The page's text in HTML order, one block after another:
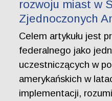
rozwoju miast w
Zjednoczonych
Celem artykułu jest
federalnego jako
uczestniczących w
amerykańskich w
implementacji,